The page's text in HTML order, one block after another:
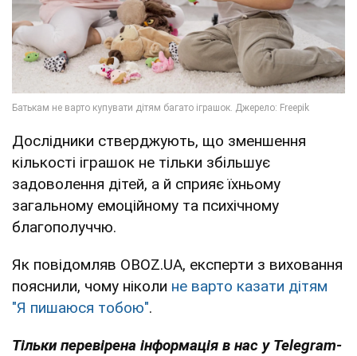
Дослідники стверджують, що зменшення
кількості іграшок не тільки збільшує
задоволення дітей, а й сприяє їхньому
загальному емоційному та психічному
благополуччю.
Як повідомляв OBOZ.UA, експерти з виховання
пояснили, чому ніколи не варто казати дітям
"Я пишаюся тобою".
Тільки перевірена інформація в нас у Telegram-